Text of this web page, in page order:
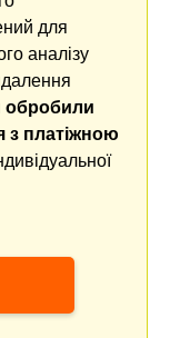
для
аналізу
обробили
з платіжною